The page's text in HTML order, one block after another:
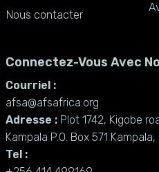
Nous contacter
Connectez-Vous Avec
Courriel :
afsa@afsafrica.org
Adresse : Plot 1742, Kigobe
Kampala P.O. Box 571
Tel :